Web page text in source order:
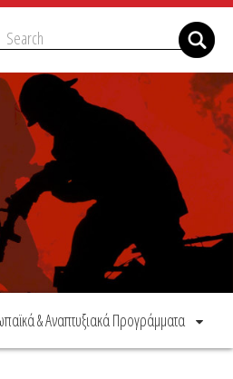
& Αναπτυξιακά Προγράμματα